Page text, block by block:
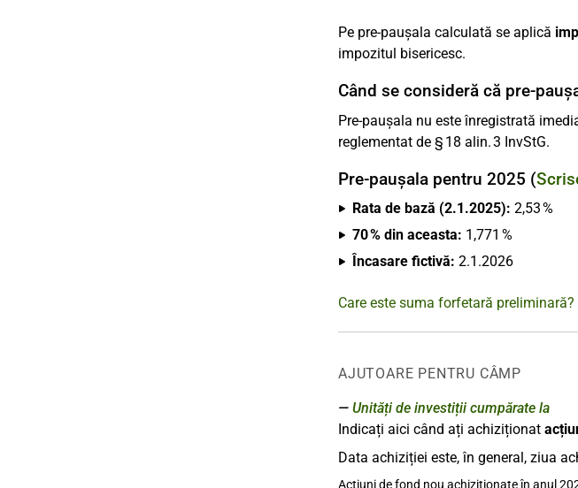
Pe pre-paușala calculată se aplică
impozitul bisericesc.
Când se consideră că pre-
Pre-paușala nu este înregistrată
reglementat de § 18 alin. 3 InvStG.
Pre-paușala pentru 2025 (
Rata de bază (2.1.2025): 2,53 %
70 % din aceasta: 1,771 %
Încasare fictivă: 2.1.2026
Care este suma forfetară preliminară?
AJUTOARE PENTRU CÂMP
Unități de investiții cumpărate la
Indicați aici când ați achiziționat
Data achiziției este, în general, ziua
Acțiuni de fond nou achiziționate în anul